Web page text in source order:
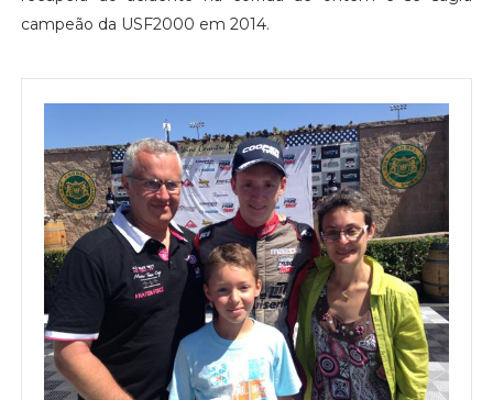
campeão da USF2000 em 2014.